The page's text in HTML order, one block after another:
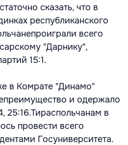
сказать, что в
республиканского
всего
"Дарнику",
15:1.
в Комрате "Динамо"
и одержало
25:16.Тираспольчанам в
провести всего
Госуниверситета.